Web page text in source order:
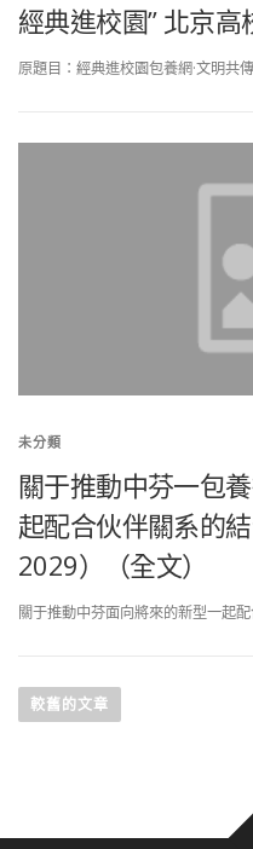
經典進校園” 北京
原題目：經典進校園包養網·文明共
未分類
關于推動中芬一包
起配合伙伴關系的
2029）（全文）
關于推動中芬面向將來的新型一起
章
較舊的文章